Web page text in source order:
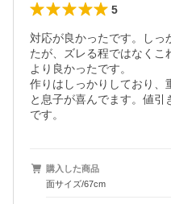
5
対応が良かったです。しっ
たが、ズレる程ではなくこ
より良かったです。
作りはしっかりしており、
と息子が喜んでます。値引
です。
購入した商品
面サイズ/67cm